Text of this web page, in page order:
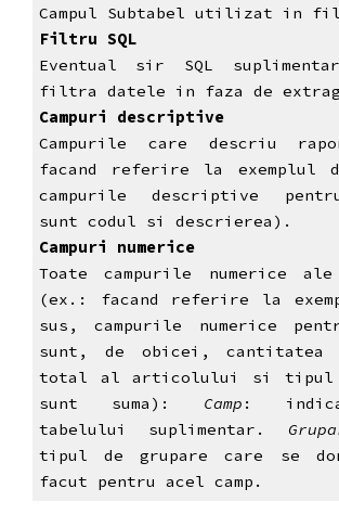
Campul Subtabel utilizat in
Filtru SQL
Eventual sir SQL
filtra datele in faza de
Campuri descriptive
Campurile care descriu
facand referire la exemplul
campurile descriptive
sunt codul si descrierea).
Campuri numerice
Toate campurile numerice
(ex.: facand referire la
sus, campurile numerice
sunt, de obicei,
total al articolului si tipul
sunt suma): Camp :
tabelului suplimentar.
tipul de grupare care se
facut pentru acel camp.